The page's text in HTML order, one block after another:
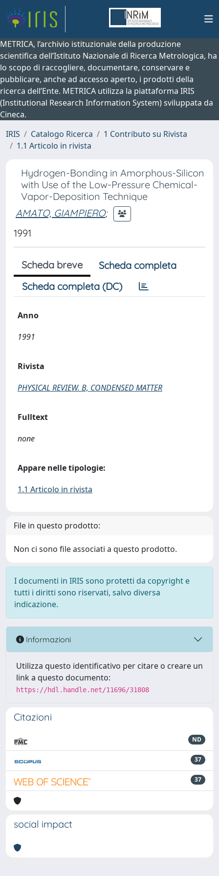
METRICA, l’archivio istituzionale della produzione
scientifica dell’Istituto Nazionale di Ricerca Metrologica, ha
lo scopo di raccogliere, documentare, conservare e
pubblicare, anche ad accesso aperto, i prodotti della
ricerca dell’Ente. METRICA utilizza la piattaforma IRIS
(Institutional Research Information System) sviluppata da
Cineca.
IRIS
Catalogo Ricerca
1 Contributo su Rivista
1.1 Articolo in rivista
Hydrogen-Bonding in Amorphous-Silicon
with Use of the Low-Pressure Chemical-
Vapor-Deposition Technique
AMATO, GIAMPIERO;
1991
Scheda breve
Scheda completa
Scheda completa (DC)
Anno
1991
Rivista
PHYSICAL REVIEW. B, CONDENSED MATTER
Fulltext
none
Appare nelle tipologie:
1.1 Articolo in rivista
File in questo prodotto:
Non ci sono file associati a questo prodotto.
I documenti in IRIS sono protetti da copyright e
tutti i diritti sono riservati, salvo diversa
indicazione.
Informazioni
Utilizza questo identificativo per citare o creare un
link a questo documento:
https://hdl.handle.net/11696/31808
Citazioni
ND
37
37
social impact